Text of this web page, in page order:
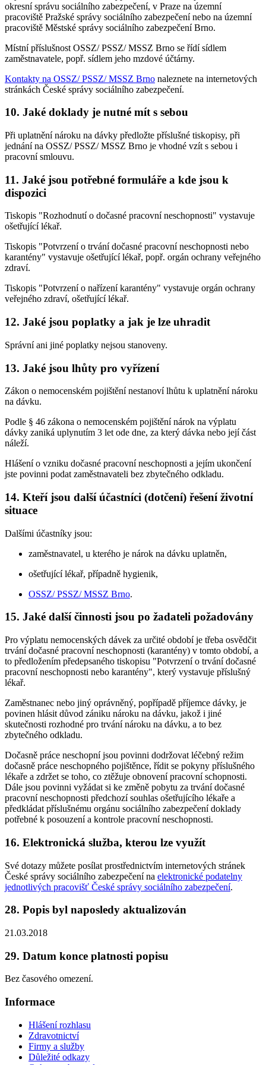
okresní správu sociálního zabezpečení, v Praze na územní
pracoviště Pražské správy sociálního zabezpečení nebo na územní
pracoviště Městské správy sociálního zabezpečení Brno.
Místní příslušnost OSSZ/ PSSZ/ MSSZ Brno se řídí sídlem
zaměstnavatele, popř. sídlem jeho mzdové účtárny.
Kontakty na OSSZ/ PSSZ/ MSSZ Brno naleznete na internetových
stránkách České správy sociálního zabezpečení.
10. Jaké doklady je nutné mít s sebou
Při uplatnění nároku na dávky předložte příslušné tiskopisy, při
jednání na OSSZ/ PSSZ/ MSSZ Brno je vhodné vzít s sebou i
pracovní smlouvu.
11. Jaké jsou potřebné formuláře a kde jsou k
dispozici
Tiskopis "Rozhodnutí o dočasné pracovní neschopnosti" vystavuje
ošetřující lékař.
Tiskopis "Potvrzení o trvání dočasné pracovní neschopnosti nebo
karantény" vystavuje ošetřující lékař, popř. orgán ochrany veřejného
zdraví.
Tiskopis "Potvrzení o nařízení karantény" vystavuje orgán ochrany
veřejného zdraví, ošetřující lékař.
12. Jaké jsou poplatky a jak je lze uhradit
Správní ani jiné poplatky nejsou stanoveny.
13. Jaké jsou lhůty pro vyřízení
Zákon o nemocenském pojištění nestanoví lhůtu k uplatnění nároku
na dávku.
Podle § 46 zákona o nemocenském pojištění nárok na výplatu
dávky zaniká uplynutím 3 let ode dne, za který dávka nebo její část
náleží.
Hlášení o vzniku dočasné pracovní neschopnosti a jejím ukončení
jste povinni podat zaměstnavateli bez zbytečného odkladu.
14. Kteří jsou další účastníci (dotčení) řešení životní
situace
Dalšími účastníky jsou:
zaměstnavatel, u kterého je nárok na dávku uplatněn,
ošetřující lékař, případně hygienik,
OSSZ/ PSSZ/ MSSZ Brno.
15. Jaké další činnosti jsou po žadateli požadovány
Pro výplatu nemocenských dávek za určité období je třeba osvědčit
trvání dočasné pracovní neschopnosti (karantény) v tomto období, a
to předložením předepsaného tiskopisu "Potvrzení o trvání dočasné
pracovní neschopnosti nebo karantény", který vystavuje příslušný
lékař.
Zaměstnanec nebo jiný oprávněný, popřípadě příjemce dávky, je
povinen hlásit důvod zániku nároku na dávku, jakož i jiné
skutečnosti rozhodné pro trvání nároku na dávku, a to bez
zbytečného odkladu.
Dočasně práce neschopní jsou povinni dodržovat léčebný režim
dočasně práce neschopného pojištěnce, řídit se pokyny příslušného
lékaře a zdržet se toho, co ztěžuje obnovení pracovní schopnosti.
Dále jsou povinni vyžádat si ke změně pobytu za trvání dočasné
pracovní neschopnosti předchozí souhlas ošetřujícího lékaře a
předkládat příslušnému orgánu sociálního zabezpečení doklady
potřebné k posouzení a kontrole pracovní neschopnosti.
16. Elektronická služba, kterou lze využít
Své dotazy můžete posílat prostřednictvím internetových stránek
České správy sociálního zabezpečení na elektronické podatelny
jednotlivých pracovišť České správy sociálního zabezpečení.
28. Popis byl naposledy aktualizován
21.03.2018
29. Datum konce platnosti popisu
Bez časového omezení.
Informace
Hlášení rozhlasu
Zdravotnictví
Firmy a služby
Důležité odkazy